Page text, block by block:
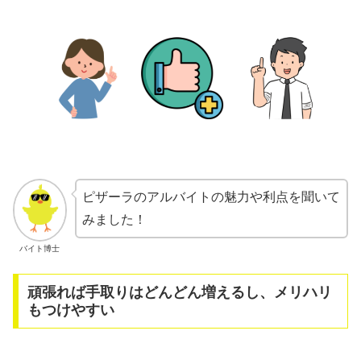
バイト博士
ピザーラのアルバイトの魅力や利点を聞いて
みました！
頑張れば手取りはどんどん増えるし、メリハリ
もつけやすい